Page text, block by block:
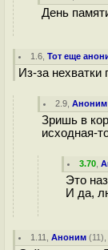
День
1.6 ,Тот еще
Из-за нехватки
2.9 ,Аноним
Зришь в
исходная-
3.70 ,
Это
И да,
1.11 ,Аноним (11),